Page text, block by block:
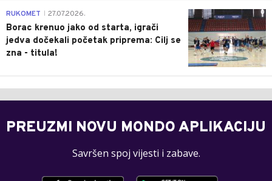
0
RUKOMET 27.07.2026.
Borac krenuo jako od starta, igrači
jedva dočekali početak priprema: Cilj se
zna - titula!
PREUZMI NOVU MONDO APLIKACIJU
Savršen spoj vijesti i zabave.